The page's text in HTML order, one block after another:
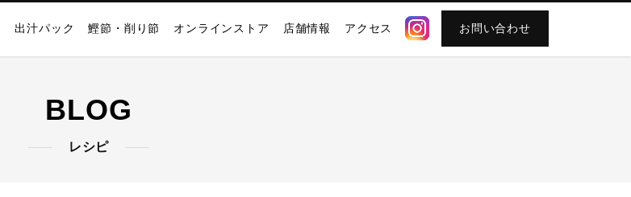
出汁パック 鰹節・削り節 オンラインストア 店舗情報 アクセス お問い合わせ
BLOG
レシピ